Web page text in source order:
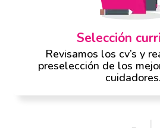
Selección
Revisamos los cv’s y
preselección de los
cuidadores.